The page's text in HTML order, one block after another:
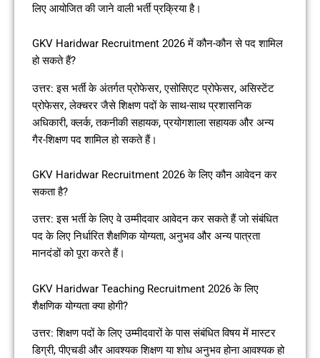
लिए आयोजित की जाने वाली भर्ती प्रक्रिया है।
GKV Haridwar Recruitment 2026 में कौन-कौन से पद शामिल
हो सकते हैं?
उत्तर: इस भर्ती के अंतर्गत प्रोफेसर, एसोसिएट प्रोफेसर, असिस्टेंट
प्रोफेसर, लेक्चरर जैसे शिक्षण पदों के साथ-साथ प्रशासनिक
अधिकारी, क्लर्क, तकनीकी सहायक, प्रयोगशाला सहायक और अन्य
गैर-शिक्षण पद शामिल हो सकते हैं।
GKV Haridwar Recruitment 2026 के लिए कौन आवेदन कर
सकता है?
उत्तर: इस भर्ती के लिए वे उम्मीदवार आवेदन कर सकते हैं जो संबंधित
पद के लिए निर्धारित शैक्षणिक योग्यता, अनुभव और अन्य पात्रता
मानदंडों को पूरा करते हैं।
GKV Haridwar Teaching Recruitment 2026 के लिए
शैक्षणिक योग्यता क्या होगी?
उत्तर: शिक्षण पदों के लिए उम्मीदवारों के पास संबंधित विषय में मास्टर
डिग्री, पीएचडी और आवश्यक शिक्षण या शोध अनुभव होना आवश्यक हो